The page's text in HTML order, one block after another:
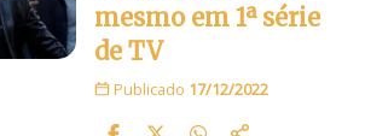
mesmo em 1ª série
de TV
Publicado 17/12/2022